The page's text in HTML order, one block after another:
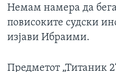
Немам намера да
повисоките судски
изјави Ибраими.
Предметот „Титаник